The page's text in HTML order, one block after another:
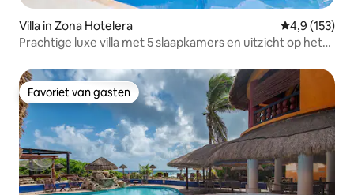
Villa in Zona Hotelera Gemiddelde
4,9 (153)
Prachtige luxe villa met 5 slaapkamers en uitzicht op het
Favoriet van gasten
Favoriet van gasten